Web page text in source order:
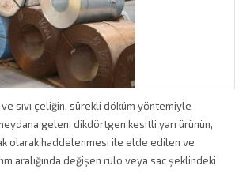
sıvı çeliğin, sürekli döküm yöntemiyle
gelen, dikdörtgen kesitli yarı ürünün,
olarak haddelenmesi ile elde edilen ve
aralığında değişen rulo veya sac şeklindeki